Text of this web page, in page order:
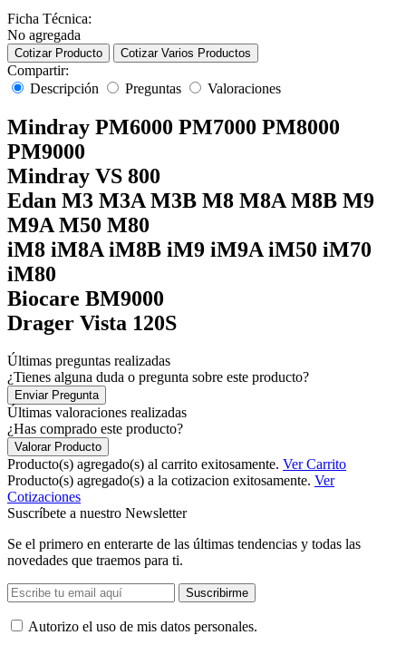
Ficha Técnica:
No agregada
Cotizar Producto Cotizar Varios Productos
Compartir:
Descripción
Preguntas Valoraciones
Mindray PM6000 PM7000 PM8000
PM9000
Mindray VS 800
Edan M3 M3A M3B M8 M8A M8B M9
M9A M50 M80
iM8 iM8A iM8B iM9 iM9A iM50 iM70
iM80
Biocare BM9000
Drager Vista 120S
Últimas preguntas realizadas
¿Tienes alguna duda o pregunta sobre este producto?
Enviar Pregunta
Últimas valoraciones realizadas
¿Has comprado este producto?
Valorar Producto
Producto(s) agregado(s) al carrito exitosamente. Ver Carrito
Producto(s) agregado(s) a la cotizacion exitosamente. Ver
Cotizaciones
Suscríbete a nuestro Newsletter
Se el primero en enterarte de las últimas tendencias y todas las
novedades que traemos para ti.
Suscribirme
Autorizo ​​el uso de mis datos personales.